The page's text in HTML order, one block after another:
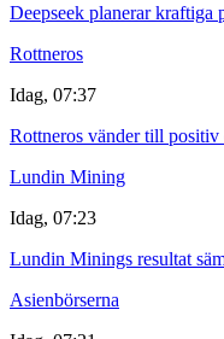
Deepseek planerar
Rottneros
Idag, 07:37
Rottneros vänder till positiv
Lundin Mining
Idag, 07:23
Lundin Minings resultat
Asienbörserna